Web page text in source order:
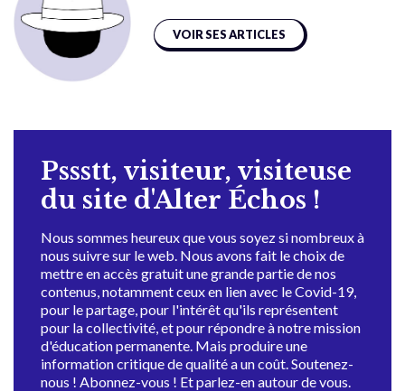
VOIR SES ARTICLES
Pssstt, visiteur, visiteuse
du site d'Alter Échos !
Nous sommes heureux que vous soyez si nombreux à
nous suivre sur le web. Nous avons fait le choix de
mettre en accès gratuit une grande partie de nos
contenus, notamment ceux en lien avec le Covid-19,
pour le partage, pour l'intérêt qu'ils représentent
pour la collectivité, et pour répondre à notre mission
d'éducation permanente. Mais produire une
information critique de qualité a un coût. Soutenez-
nous ! Abonnez-vous ! Et parlez-en autour de vous.